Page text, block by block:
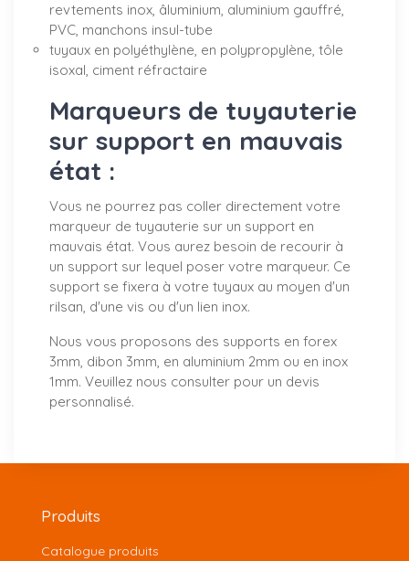
revtements inox, âluminium, aluminium gauffré,
PVC, manchons insul-tube
tuyaux en polyéthylène, en polypropylène, tôle
isoxal, ciment réfractaire
Marqueurs de tuyauterie
sur support en mauvais
état :
Vous ne pourrez pas coller directement votre
marqueur de tuyauterie sur un support en
mauvais état. Vous aurez besoin de recourir à
un support sur lequel poser votre marqueur. Ce
support se fixera à votre tuyaux au moyen d'un
rilsan, d'une vis ou d'un lien inox.
Nous vous proposons des supports en forex
3mm, dibon 3mm, en aluminium 2mm ou en inox
1mm. Veuillez nous consulter pour un devis
personnalisé.
Produits
Catalogue produits